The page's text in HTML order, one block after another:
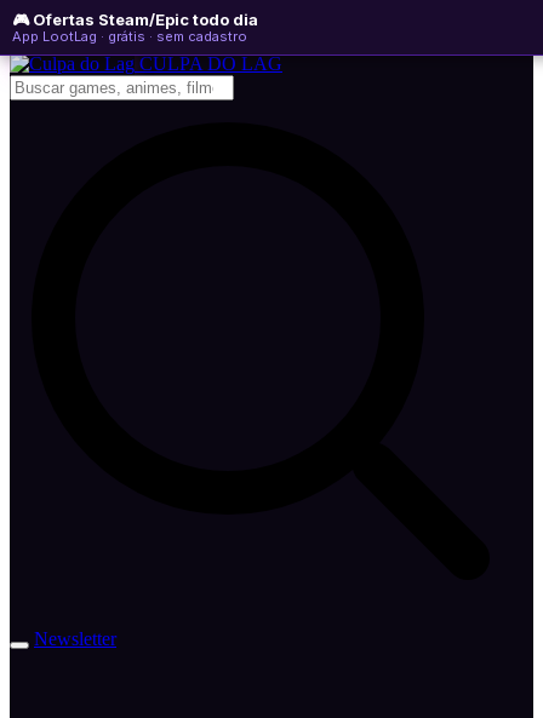
🎮 Ofertas Steam/Epic todo dia
App LootLag · grátis · sem cadastro
sábado, 08 de agosto de 2026 WhatsApp
Newsletter
CULPA DO LAG
Newsletter